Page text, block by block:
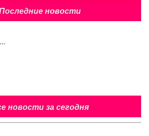
новости
новости за сегодня